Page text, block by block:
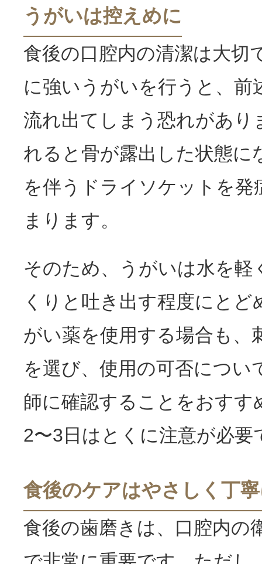
うがいは控えめに
食後の口腔内の清潔は大切
に強いうがいを行うと、前
流れ出てしまう恐れがあり
れると骨が露出した状態に
を伴うドライソケットを発
まります。
そのため、うがいは水を軽
くりと吐き出す程度にと
がい薬を使用する場合も、
を選び、使用の可否につい
師に確認することをおすす
2〜3日はとくに注意が必要
食後のケアはやさしく丁
食後の歯磨きは、口腔内の